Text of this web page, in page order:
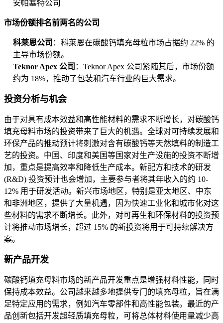
安帕塞特公司
市场份额排名前两名的公司
科莱恩公司 ：科莱恩在碳酸钙填充母粒市场占据约 22% 的
主导市场份额。
Teknor Apex 公司 ：Teknor Apex 公司紧随其后，市场份额
约为 18%，推动了包装和汽车行业的巨大需求。
投资分析与机会
由于对具有成本效益和高性能材料的需求不断增长，对碳酸钙
填充母料市场的投资带来了巨大的机遇。全球对可持续发展和
环保产品的推动预计将刺激对含有碳酸钙等天然填料的制造工
艺的投资。中国、印度和美国等国家对生产设施的投资不断增
加，重点是提高效率和降低生产成本。新配方和技术的研发
(R&D) 投资预计也会增加，主要参与者将其年收入的约 10-
12% 用于研发活动。新兴市场地区，特别是亚太地区、中东
和非洲地区，提供了大量机遇，因为快速工业化和城市化对这
些材料的需求不断增长。此外，对可再生和环保材料的投资预
计将推动市场增长，超过 15% 的新投资将用于可持续解决方
案。
新产品开发
碳酸钙填充母料市场的新产品开发重点是增强材料性能，同时
保持成本效益。公司越来越多地提供专门的填充母粒，旨在满
足特定应用的需求，例如汽车零部件和高性能包装。最近的产
品创新包括开发超轻质填充母粒，可将总体材料使用量减少高